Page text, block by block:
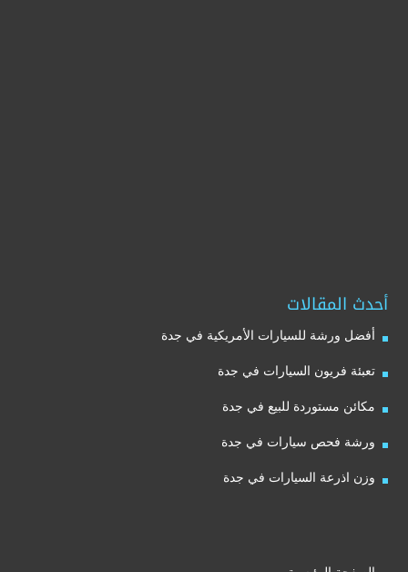
أحدث المقالات
أفضل ورشة للسيارات الأمريكية في جدة
تعبئة فريون السيارات في جدة
مكائن مستوردة للبيع في جدة
ورشة فحص سيارات في جدة
وزن اذرعة السيارات في جدة